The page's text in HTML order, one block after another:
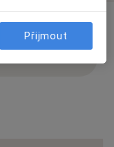
Přijmout